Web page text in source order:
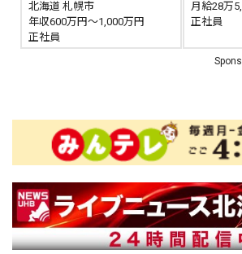
北海道 札幌市
年収600万円～1,000万円
正社員
月給28万
正社員